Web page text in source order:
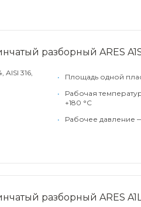
разборный ARES
316,
•
Площадь одной
•
Рабочая
+180 °С
•
Рабочее давление
разборный ARES A1L